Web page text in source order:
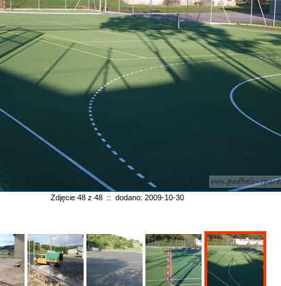
Zdjęcie 48 z 48 :: dodano: 2009-10-30